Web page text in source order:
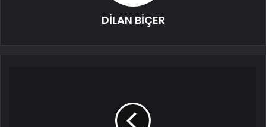
DİLAN BİÇER